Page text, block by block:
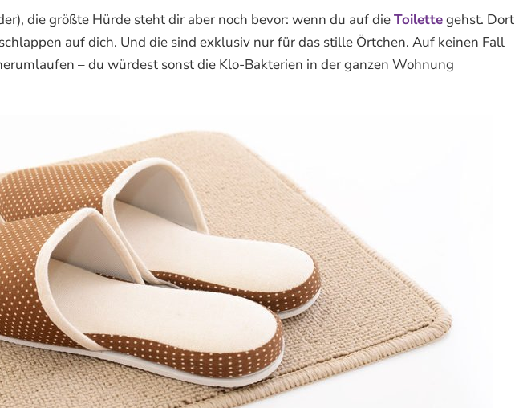
die größte Hürde steht dir aber noch bevor: wenn du auf dieToilettegehst. Dort
auf dich. Und die sind exklusiv nur für das stille Örtchen. Auf keinen Fall
– du würdest sonst die Klo-Bakterien in der ganzen Wohnung